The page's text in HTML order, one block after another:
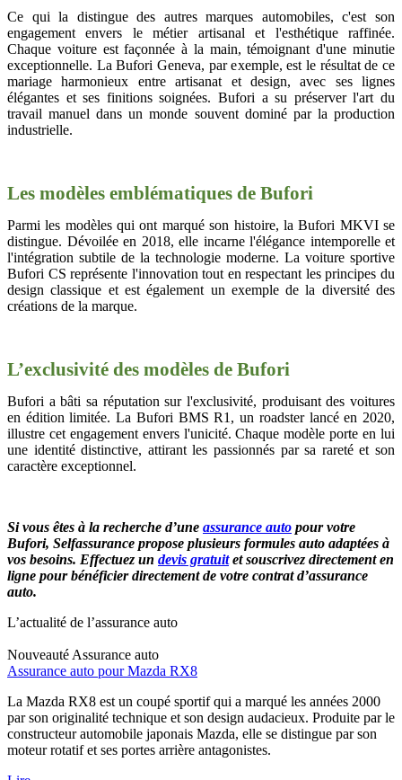
Ce qui la distingue des autres marques automobiles, c'est son
engagement envers le métier artisanal et l'esthétique raffinée.
Chaque voiture est façonnée à la main, témoignant d'une minutie
exceptionnelle. La Bufori Geneva, par exemple, est le résultat de ce
mariage harmonieux entre artisanat et design, avec ses lignes
élégantes et ses finitions soignées. Bufori a su préserver l'art du
travail manuel dans un monde souvent dominé par la production
industrielle.
Les modèles emblématiques de Bufori
Parmi les modèles qui ont marqué son histoire, la Bufori MKVI se
distingue. Dévoilée en 2018, elle incarne l'élégance intemporelle et
l'intégration subtile de la technologie moderne. La voiture sportive
Bufori CS représente l'innovation tout en respectant les principes du
design classique et est également un exemple de la diversité des
créations de la marque.
L’exclusivité des modèles de Bufori
Bufori a bâti sa réputation sur l'exclusivité, produisant des voitures
en édition limitée. La Bufori BMS R1, un roadster lancé en 2020,
illustre cet engagement envers l'unicité. Chaque modèle porte en lui
une identité distinctive, attirant les passionnés par sa rareté et son
caractère exceptionnel.
Si vous êtes à la recherche d’une assurance auto pour votre
Bufori, Selfassurance propose plusieurs formules auto adaptées à
vos besoins. Effectuez un devis gratuit et souscrivez directement en
ligne pour bénéficier directement de votre contrat d’assurance
auto.
L’actualité de l’assurance auto
Nouveauté Assurance auto
Assurance auto pour Mazda RX8
La Mazda RX8 est un coupé sportif qui a marqué les années 2000
par son originalité technique et son design audacieux. Produite par le
constructeur automobile japonais Mazda, elle se distingue par son
moteur rotatif et ses portes arrière antagonistes.